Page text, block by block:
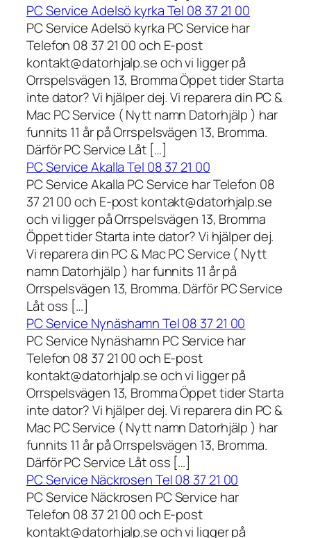
PC Service Adelsö kyrka Tel 08 37 21 00
PC Service Adelsö kyrka PC Service har
Telefon 08 37 21 00 och E-post
kontakt@datorhjalp.se och vi ligger på
Orrspelsvägen 13, Bromma Öppet tider Starta
inte dator? Vi hjälper dej. Vi reparera din PC &
Mac PC Service ( Nytt namn Datorhjälp ) har
funnits 11 år på Orrspelsvägen 13, Bromma.
Därför PC Service Låt […]
PC Service Akalla Tel 08 37 21 00
PC Service Akalla PC Service har Telefon 08
37 21 00 och E-post kontakt@datorhjalp.se
och vi ligger på Orrspelsvägen 13, Bromma
Öppet tider Starta inte dator? Vi hjälper dej.
Vi reparera din PC & Mac PC Service ( Nytt
namn Datorhjälp ) har funnits 11 år på
Orrspelsvägen 13, Bromma. Därför PC Service
Låt oss […]
PC Service Nynäshamn Tel 08 37 21 00
PC Service Nynäshamn PC Service har
Telefon 08 37 21 00 och E-post
kontakt@datorhjalp.se och vi ligger på
Orrspelsvägen 13, Bromma Öppet tider Starta
inte dator? Vi hjälper dej. Vi reparera din PC &
Mac PC Service ( Nytt namn Datorhjälp ) har
funnits 11 år på Orrspelsvägen 13, Bromma.
Därför PC Service Låt oss […]
PC Service Näckrosen Tel 08 37 21 00
PC Service Näckrosen PC Service har
Telefon 08 37 21 00 och E-post
kontakt@datorhjalp.se och vi ligger på